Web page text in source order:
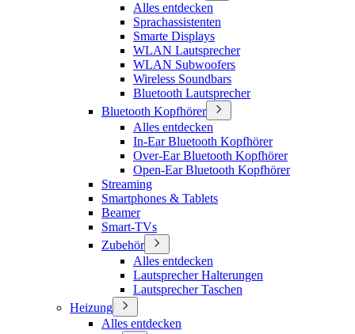
Alles entdecken
Sprachassistenten
Smarte Displays
WLAN Lautsprecher
WLAN Subwoofers
Wireless Soundbars
Bluetooth Lautsprecher
Bluetooth Kopfhörer
Alles entdecken
In-Ear Bluetooth Kopfhörer
Over-Ear Bluetooth Kopfhörer
Open-Ear Bluetooth Kopfhörer
Streaming
Smartphones & Tablets
Beamer
Smart-TVs
Zubehör
Alles entdecken
Lautsprecher Halterungen
Lautsprecher Taschen
Heizung
Alles entdecken